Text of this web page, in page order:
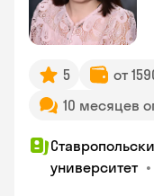
5
от
10 месяцев
университет •